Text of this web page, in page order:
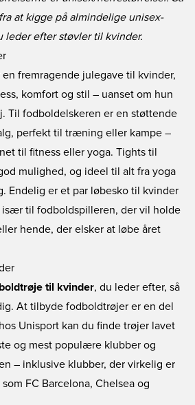
at kigge på almindelige unisex-
leder efter støvler til kvinder.
en fremragende julegave til kvinder,
komfort og stil – uanset om hun
Til fodboldelskeren er en støttende
perfekt til træning eller kampe –
til fitness eller yoga. Tights til
mulighed, og ideel til alt fra yoga
Endelig er et par løbesko til kvinder
til fodboldspilleren, der vil holde
hende, der elsker at løbe året
til kvinder, du leder efter, så
At tilbyde fodboldtrøjer er en del
Unisport kan du finde trøjer lavet
og mest populære klubber og
– inklusive klubber, der virkelig er
FC Barcelona, Chelsea og